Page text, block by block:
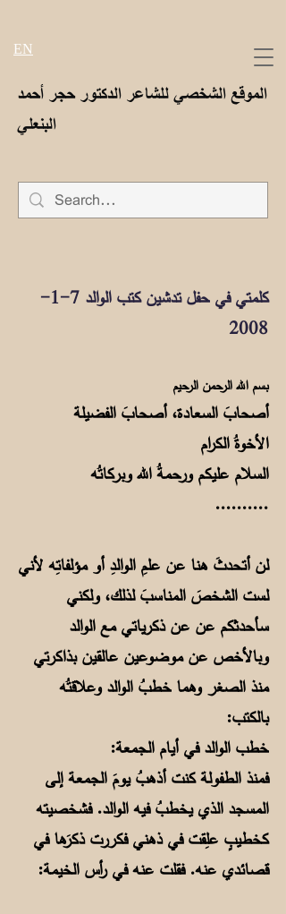
الموقع الشخصي للشاعر الدكتور حجر أحمد
البنعلي
EN
كلمتي في حفل تدشين كتب الوالد 7-1-
2008
بسم الله الرحمن الرحيم
أصحابَ السعادة، أصحابَ الفضيلة
الأخوةُ الكرام
السلام عليكم ورحمةُ الله وبركاتُه
..........
لن أتحدثَ هنا عن علمِ الوالدِ أو مؤلفاتِه لأني
لست الشخصَ المناسبَ لذلك، ولكني
سأحدثكم عن عن ذكرياتي مع الوالد
وبالأخص عن موضوعين عالقين بذاكرتي
منذ الصغر وهما خطبُ الوالد وعلاقتُه
بالكتب:
خطب الوالد في أيام الجمعة:
فمنذ الطفولة كنت أذهبُ يومَ الجمعة إلى
المسجد الذي يخطبُ فيه الوالد. فشخصيته
كخطيبٍ علِقت في ذهني فكررت ذكرَها في
قصائدي عنه. فقلت عنه في رأس الخيمة: